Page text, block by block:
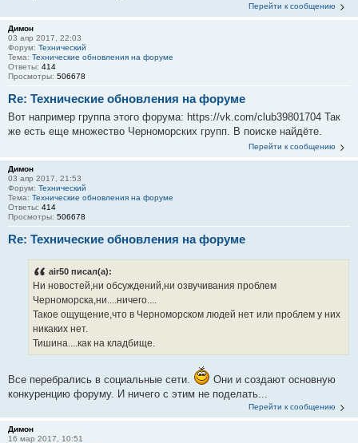
Перейти к сообщению
Димон
03 апр 2017, 22:03
Форум: Технический
Тема: Технические обновления на форуме
Ответы: 414
Просмотры: 506678
Re: Технические обновления на форуме
Вот например группа этого форума: https://vk.com/club39801704 Так
же есть еще множество Черноморских групп. В поиске найдёте.
Перейти к сообщению
Димон
03 апр 2017, 21:53
Форум: Технический
Тема: Технические обновления на форуме
Ответы: 414
Просмотры: 506678
Re: Технические обновления на форуме
air50 писал(а):
Ни новостей,ни обсуждений,ни озвучивания проблем
Черноморска,ни....ничего....
Такое ощущение,что в Черноморском людей нет или проблем у них
никаких нет.
Тишина....как на кладбище.
Все перебрались в социальные сети.
Они и создают основную
конкуренцию форуму. И ничего с этим не поделать...
Перейти к сообщению
Димон
16 мар 2017, 10:51